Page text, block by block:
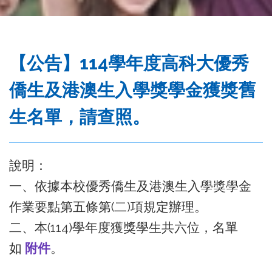
【公告】114學年度高科大優秀
僑生及港澳生入學獎學金獲獎舊
生名單，請查照。
說明：
一、依據本校優秀僑生及港澳生入學獎學金
作業要點第五條第(二)項規定辦理。
二、本(114)學年度獲獎學生共六位，名單
如 附件。